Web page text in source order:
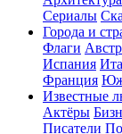
Сериалы
Города и
Флаги
Испания
Франция
Известные
Актёры
Писатели